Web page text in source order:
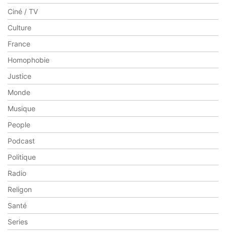
Ciné / TV
Culture
France
Homophobie
Justice
Monde
Musique
People
Podcast
Politique
Radio
Religon
Santé
Series